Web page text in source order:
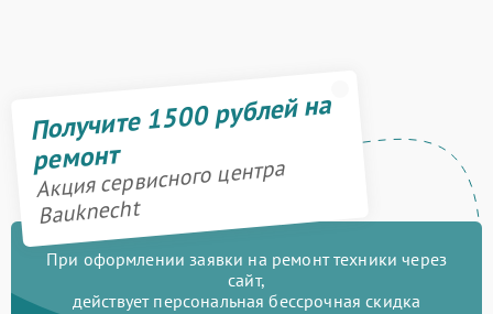
Получите 1500 рублей на
ремонт
Акция сервисного центра
Bauknecht
При оформлении заявки на ремонт техники через
сайт,
действует персональная бессрочная скидка